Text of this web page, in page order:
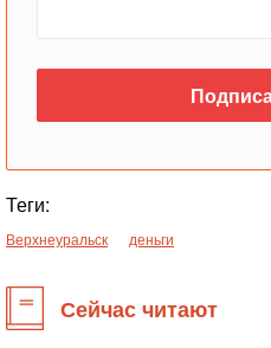
Теги:
Верхнеуральск деньги
Сейчас читают